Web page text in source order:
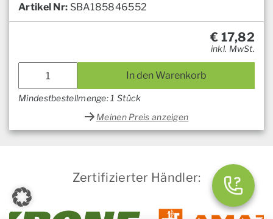
Artikel Nr: SBA185846552
€ 17,82
inkl. MwSt.
In den Warenkorb
Mindestbestellmenge: 1 Stück
Meinen Preis anzeigen
Zertifizierter Händler: